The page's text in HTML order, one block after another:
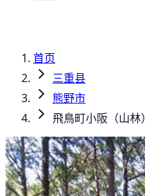
首页
三重县
熊野市
飛鳥町小阪（山林）